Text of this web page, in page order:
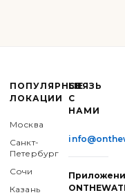
ПОПУЛЯРНЫЕ
ЛОКАЦИИ
Москва
Санкт-
Петербург
Сочи
Казань
СВЯЗЬ
С
НАМИ